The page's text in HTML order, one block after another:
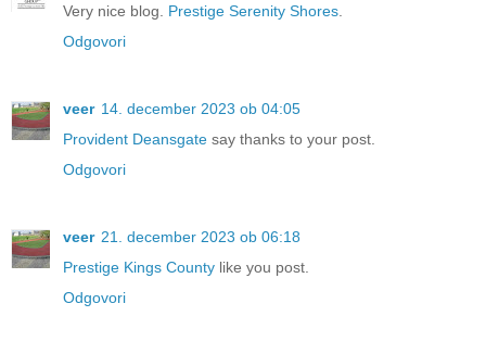
Very nice blog. Prestige Serenity Shores
Odgovori
veer 14. december 2023 ob 04:05
Provident Deansgate say thanks to your post.
Odgovori
veer 21. december 2023 ob 06:18
Prestige Kings County like you post.
Odgovori